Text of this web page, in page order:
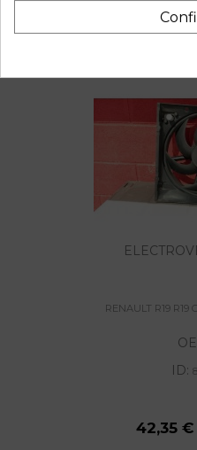
RENAULT R19 R19
ID:
42,35 €